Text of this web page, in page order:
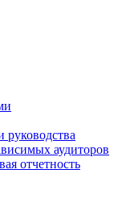
руководства
аудиторов
отчетность